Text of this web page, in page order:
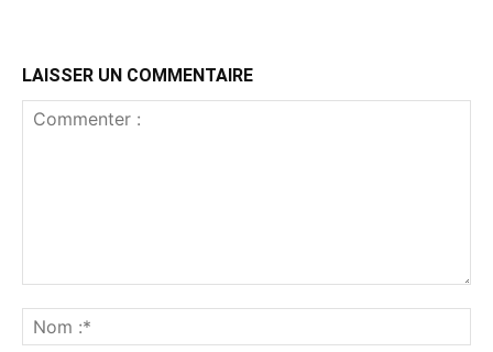
LAISSER UN COMMENTAIRE